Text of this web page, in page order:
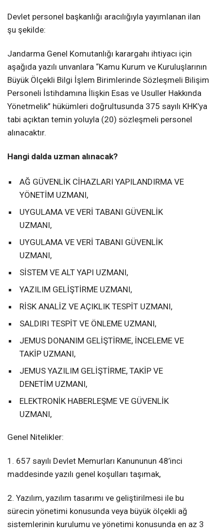
Devlet personel başkanlığı aracılığıyla yayımlanan ilan
şu şekilde:
Jandarma Genel Komutanlığı karargahı ihtiyacı için
aşağıda yazılı unvanlara “Kamu Kurum ve Kuruluşlarının
Büyük Ölçekli Bilgi İşlem Birimlerinde Sözleşmeli Bilişim
Personeli İstihdamına İlişkin Esas ve Usuller Hakkında
Yönetmelik” hükümleri doğrultusunda 375 sayılı KHK’ya
tabi açıktan temin yoluyla (20) sözleşmeli personel
alınacaktır.
Hangi dalda uzman alınacak?
AĞ GÜVENLİK CİHAZLARI YAPILANDIRMA VE
YÖNETİM UZMANI,
UYGULAMA VE VERİ TABANI GÜVENLİK
UZMANI,
UYGULAMA VE VERİ TABANI GÜVENLİK
UZMANI,
SİSTEM VE ALT YAPI UZMANI,
YAZILIM GELİŞTİRME UZMANI,
RİSK ANALİZ VE AÇIKLIK TESPİT UZMANI,
SALDIRI TESPİT VE ÖNLEME UZMANI,
JEMUS DONANIM GELİŞTİRME, İNCELEME VE
TAKİP UZMANI,
JEMUS YAZILIM GELİŞTİRME, TAKİP VE
DENETİM UZMANI,
ELEKTRONİK HABERLEŞME VE GÜVENLİK
UZMANI,
Genel Nitelikler:
1. 657 sayılı Devlet Memurları Kanununun 48’inci
maddesinde yazılı genel koşulları taşımak,
2. Yazılım, yazılım tasarımı ve geliştirilmesi ile bu
sürecin yönetimi konusunda veya büyük ölçekli ağ
sistemlerinin kurulumu ve yönetimi konusunda en az 3